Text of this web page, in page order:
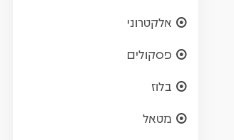
אלקטרוני
פסקולים
בלוז
מטאל